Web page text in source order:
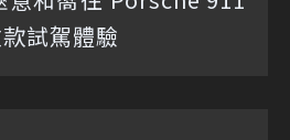
試駕體驗